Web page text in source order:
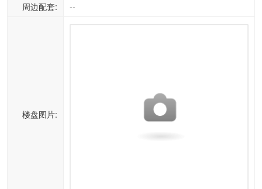
周边配套:
--
楼盘图片: